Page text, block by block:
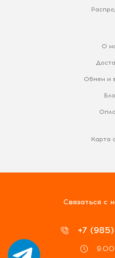
О
Обмен и
Карта
Связаться с
+7
9:00